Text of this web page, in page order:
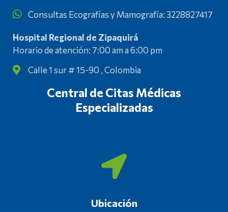
Consultas Ecografías y Mamografía: 3228827417
Hospital Regional de Zipaquirá
Horario de atención: 7:00 am a 6:00 pm
Calle 1 sur # 15-90 , Colombia
Central de Citas Médicas
Especializadas
Ubicación